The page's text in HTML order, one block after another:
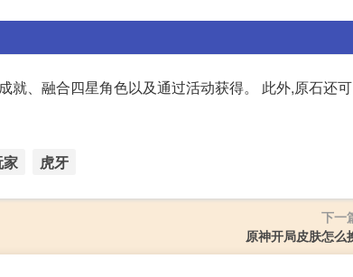
、融合四星角色以及通过活动获得。 此外,原石还
家 虎牙
下一
原神开局皮肤怎么